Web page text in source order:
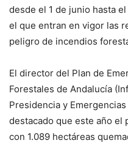
desde el 1 de junio hasta
el que entran en vigor las
peligro de incendios
El director del Plan de
Forestales de Andalucía
Presidencia y
destacado que este año
con 1.089 hectáreas